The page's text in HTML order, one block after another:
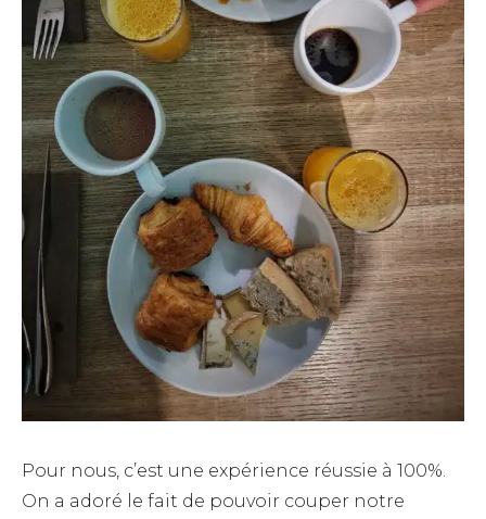
Pour nous, c’est une expérience réussie à 100%.
On a adoré le fait de pouvoir couper notre